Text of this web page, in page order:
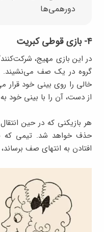
دورهمی‌ها
۴- بازی قوطی کبریت
در این بازی مهیج،
گروه در یک صف
خالی را روی بینی خود قرار
از دست، آن را با بینی خود
هر بازیکنی که در حین
حذف خواهد شد. تیمی که
افتادن به انتهای صف